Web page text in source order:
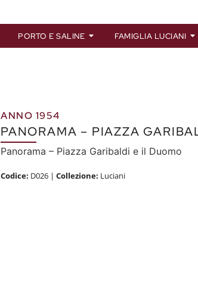
PORTO E SALINE FAMIGLIA LUCIANI
ANNO 1954
PANORAMA – PIAZZA
Panorama – Piazza Garibaldi e il Duomo
Codice: D026 | Collezione: Luciani